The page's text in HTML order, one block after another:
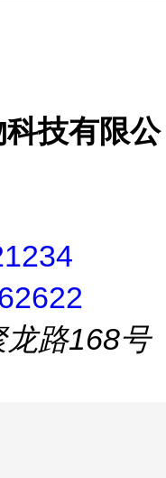
技有限公
路168号